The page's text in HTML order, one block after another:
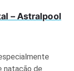
– Astralpool
natação de